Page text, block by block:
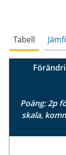
Tabell
Poäng: 2p
skala,